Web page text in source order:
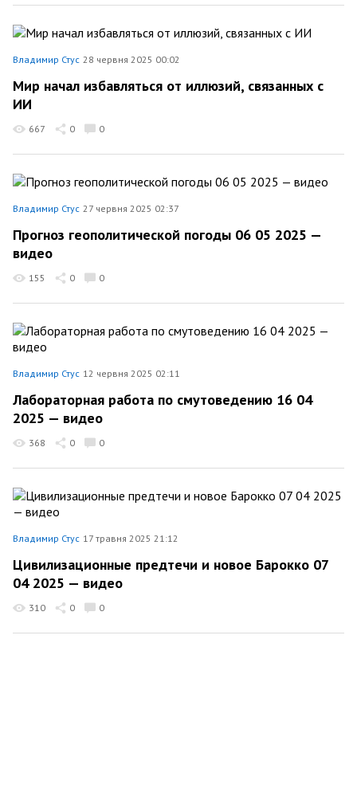
Владимир Стус 28 червня 2025 00:02
Мир начал избавляться от иллюзий, связанных с
ИИ
667 0 0
Владимир Стус 27 червня 2025 02:37
Прогноз геополитической погоды 06 05 2025 —
видео
155 0 0
Владимир Стус 12 червня 2025 02:11
Лабораторная работа по смутоведению 16 04
2025 — видео
368 0 0
Владимир Стус 17 травня 2025 21:12
Цивилизационные предтечи и новое Барокко 07
04 2025 — видео
310 0 0